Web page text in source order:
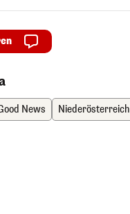
News
Niederösterreich